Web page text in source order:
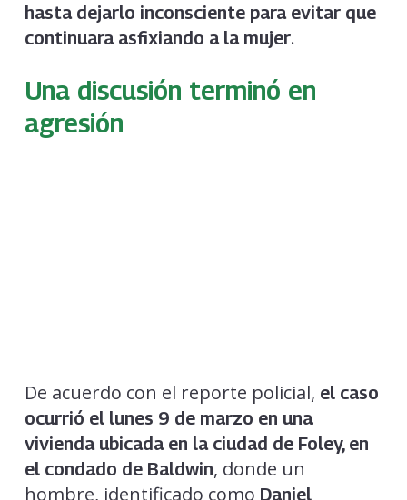
hasta dejarlo inconsciente para evitar que
continuara asfixiando a la mujer.
Una discusión terminó en
agresión
De acuerdo con el reporte policial, el caso
ocurrió el lunes 9 de marzo en una
vivienda ubicada en la ciudad de Foley, en
el condado de Baldwin, donde un
hombre, identificado como Daniel